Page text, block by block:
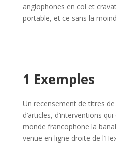
anglophones en col et
portable, et ce sans la
1 Exemples
Un recensement de titres
d’articles, d’interventions
monde francophone la
venue en ligne droite de